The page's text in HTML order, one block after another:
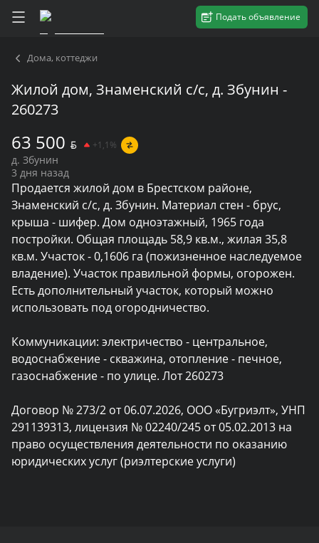
Подать объявление
Дома, коттеджи
Жилой дом, Знаменский с/с, д. Збунин -
260273
63 500 BYN +1,1%
д. Збунин
3 дня назад
Продается жилой дом в Брестском районе,
Знаменский с/с, д. Збунин. Материал стен - брус,
крыша - шифер. Дом одноэтажный, 1965 года
постройки. Общая площадь 58,9 кв.м., жилая 35,8
кв.м. Участок - 0,1606 га (пожизненное наследуемое
владение). Участок правильной формы, огорожен.
Есть дополнительный участок, который можно
использовать под огородничество.
Коммуникации: электричество - центральное,
водоснабжение - скважина, отопление - печное,
газоснабжение - по улице. Лот 260273
Договор № 273/2 от 06.07.2026, ООО «Бугриэлт», УНП
291139313, лицензия № 02240/245 от 05.02.2013 на
право осуществления деятельности по оказанию
юридических услуг (риэлтерские услуги)